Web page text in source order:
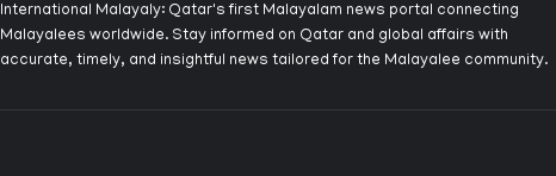
International Malayaly: Qatar's first Malayalam news portal connecting
Malayalees worldwide. Stay informed on Qatar and global affairs with
accurate, timely, and insightful news tailored for the Malayalee community.